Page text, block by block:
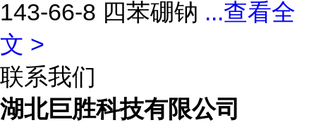
143-66-8 四苯硼钠 ...查看全
文 >
联系我们
湖北巨胜科技有限公司